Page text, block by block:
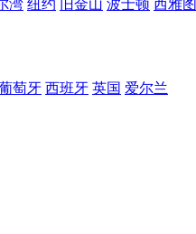
湾 纽约 旧金山 波士顿 西雅图
萄牙 西班牙 英国 爱尔兰